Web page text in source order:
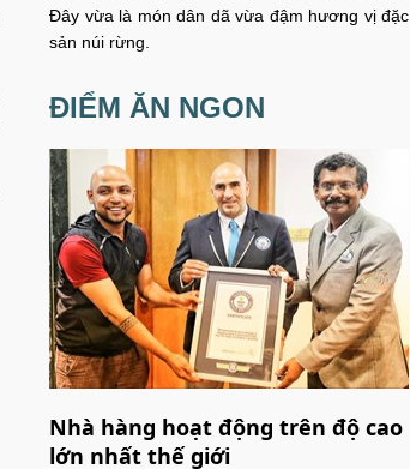
Đây vừa là món dân dã vừa đậm hương vị đặc
sản núi rừng.
ĐIỂM ĂN NGON
Nhà hàng hoạt động trên độ cao
lớn nhất thế giới